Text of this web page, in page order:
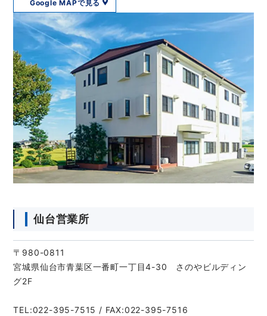
Google MAPで見る
仙台営業所
〒980-0811
宮城県仙台市青葉区一番町一丁目4-30 さのやビルディン
グ2F
TEL:022-395-7515 / FAX:022-395-7516